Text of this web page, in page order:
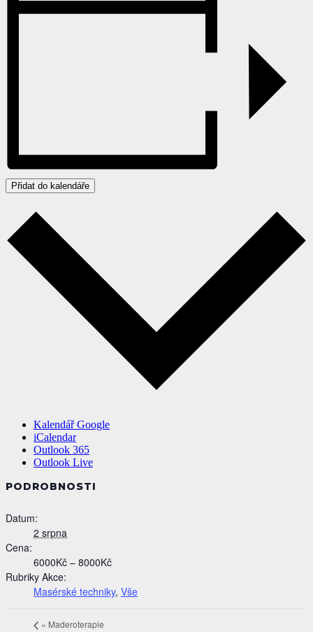
Přidat do kalendáře
Kalendář Google
iCalendar
Outlook 365
Outlook Live
PODROBNOSTI
Datum:
2 srpna
Cena:
6000Kč – 8000Kč
Rubriky Akce:
Masérské techniky, Vše
« Maderoterapie